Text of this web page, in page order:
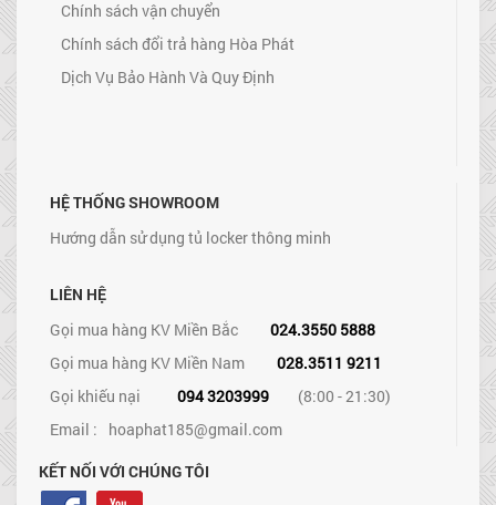
Chính sách vận chuyển
Chính sách đổi trả hàng Hòa Phát
Dịch Vụ Bảo Hành Và Quy Định
HỆ THỐNG SHOWROOM
Hướng dẫn sử dụng tủ locker thông minh
LIÊN HỆ
Gọi mua hàng KV Miền Bắc
024.3550 5888
Gọi mua hàng KV Miền Nam
028.3511 9211
Gọi khiếu nại
094 3203999
(8:00 - 21:30)
Email : hoaphat185@gmail.com
KẾT NỐI VỚI CHÚNG TÔI